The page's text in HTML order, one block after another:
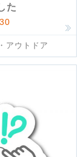
た
アウトドア